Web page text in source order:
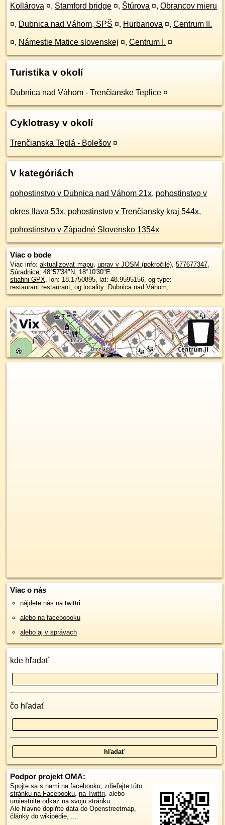
Kollárova ¤, Stamford bridge ¤, Štúrova ¤, Obrancov mieru
¤, Dubnica nad Váhom, SPŠ ¤, Hurbanova ¤, Centrum II.
¤, Námestie Matice slovenskej ¤, Centrum I. ¤
Turistika v okolí
Dubnica nad Váhom - Trenčianske Teplice ¤
Cyklotrasy v okolí
Trenčianska Teplá - Bolešov ¤
V kategóriách
pohostinstvo v Dubnica nad Váhom 21x, pohostinstvo v
okres Ilava 53x, pohostinstvo v Trenčiansky kraj 544x,
pohostinstvo v Západné Slovensko 1354x
Viac o bode
Viac info: aktualizovať mapu, uprav v JOSM (pokročilé), 577677347,
Súradnice: 48°57'34"N, 18°10'30"E
stiahni GPX, lon: 18.1750895, lat: 48.9595156, og type:
restaurant.restaurant, og locality: Dubnica nad Váhom,
Viac o nás
nájdete nás na twittri
alebo na faceboooku
alebo aj v správach
kde hľadať
čo hľadať
Podpor projekt OMA:
Spojte sa s nami na facebooku, zdieľajte túto
stránku na Facebooku, na Twittri, alebo
umiestnite odkaz na svoju stránku.
Ale hlavne doplňte dáta do Openstreetmap,
články do wikipédie, ...